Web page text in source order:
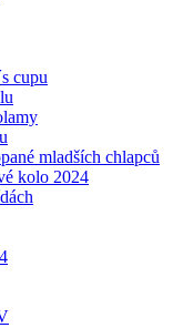
cupu
mladších chlapců
kolo 2024